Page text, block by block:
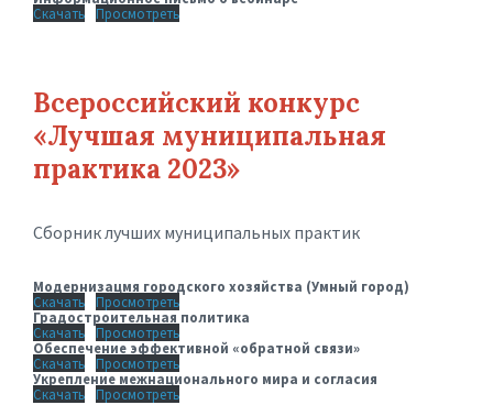
Скачать
Просмотреть
Всероссийский конкурс
«Лучшая муниципальная
практика 2023»
Сборник лучших муниципальных практик
Модернизацмя городского хозяйства (Умный город)
Скачать
Просмотреть
Градостроительная политика
Скачать
Просмотреть
Обеспечение эффективной «обратной связи»
Скачать
Просмотреть
Укрепление межнационального мира и согласия
Скачать
Просмотреть